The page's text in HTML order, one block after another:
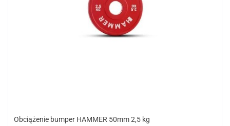
Obciążenie bumper HAMMER 50mm 2,5 kg